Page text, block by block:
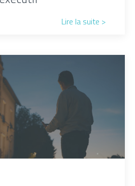
Lire la suite >